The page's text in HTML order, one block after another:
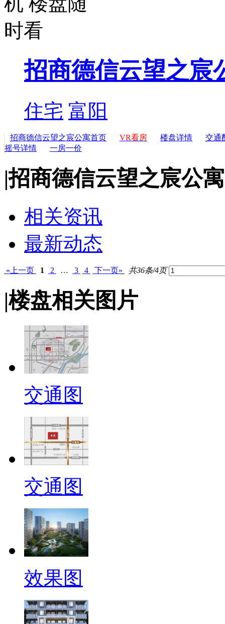
招商德信云望之宸
住宅 富阳
招商德信云望之宸公寓首页 VR看房 楼盘详情
交通
摇号详情
一房一价
|招商德信云望之宸公
相关资讯
最新动态
«上一页 1 2 … 3 4 下一页» 共36条/4页
|楼盘相关图片
交通图
交通图
效果图